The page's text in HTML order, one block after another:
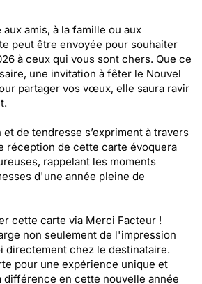
amis, à la famille ou aux
peut être envoyée pour souhaiter
à ceux qui vous sont chers. Que ce
une invitation à fêter le Nouvel
partager vos vœux, elle saura ravir
de tendresse s’expriment à travers
réception de cette carte évoquera
rappelant les moments
d'une année pleine de
cette carte via Merci Facteur !
non seulement de l'impression
directement chez le destinataire.
pour une expérience unique et
différence en cette nouvelle année